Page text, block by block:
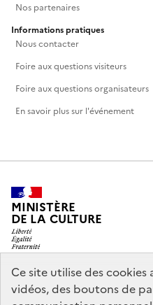
Ce site utilise des
vidéos, des boutons de
Nos partenaires
Informations pratiques
Nous contacter
Foire aux questions visiteurs
Foire aux questions organisateurs
En savoir plus sur l'événement
MINISTÈRE
DE LA CULTURE
legifrance.gouv.fr